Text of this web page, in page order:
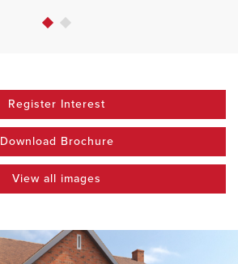
Register Interest
Download Brochure
View all images